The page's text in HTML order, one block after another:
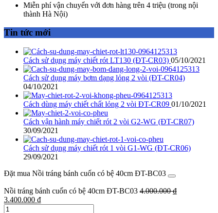
Miễn phí vận chuyển với đơn hàng trên 4 triệu (trong nội
thành Hà Nội)
Tin tức mới
Cách sử dụng máy chiết rót LT130 (ĐT-CR03) 05/10/2021
Cách sử dụng máy bơm dạng lỏng 2 vòi (ĐT-CR04)
04/10/2021
Cách dùng máy chiết chất lỏng 2 vòi ĐT-CR09 01/10/2021
Cách vận hành máy chiết rót 2 vòi G2-WG (ĐT-CR07)
30/09/2021
Cách sử dụng máy chiết rót 1 vòi G1-WG (ĐT-CR06)
29/09/2021
Đặt mua Nồi tráng bánh cuốn có bệ 40cm ĐT-BC03
Nồi tráng bánh cuốn có bệ 40cm ĐT-BC03 4.000.000₫
3.400.000 ₫
Quantity